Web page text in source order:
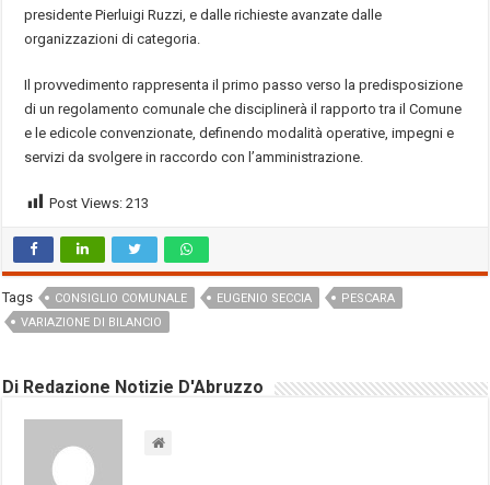
presidente Pierluigi Ruzzi, e dalle richieste avanzate dalle
organizzazioni di categoria.
Il provvedimento rappresenta il primo passo verso la predisposizione
di un regolamento comunale che disciplinerà il rapporto tra il Comune
e le edicole convenzionate, definendo modalità operative, impegni e
servizi da svolgere in raccordo con l’amministrazione.
Post Views: 213
Tags CONSIGLIO COMUNALE EUGENIO SECCIA
PESCARA
VARIAZIONE DI BILANCIO
Di Redazione Notizie D'Abruzzo